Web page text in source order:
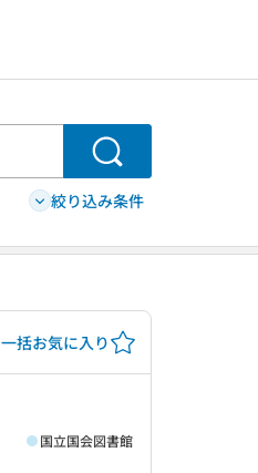
検索
絞り込み条件
一括お気に入り
国立国会図書館